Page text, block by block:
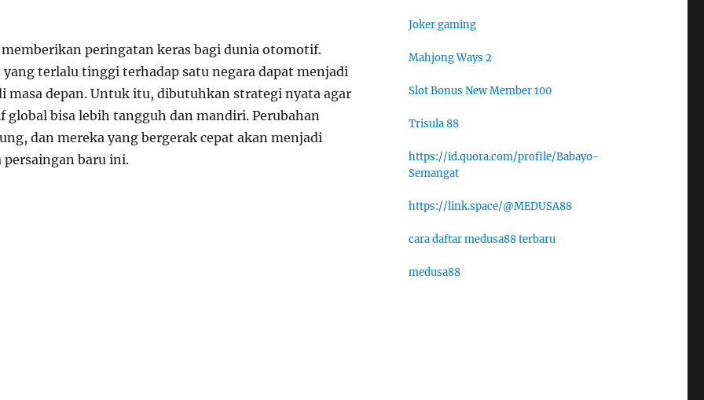
peringatan keras bagi dunia otomotif.
terlalu tinggi terhadap satu negara dapat menjadi
masa depan. Untuk itu, dibutuhkan strategi nyata agar
bisa lebih tangguh dan mandiri. Perubahan
dan mereka yang bergerak cepat akan menjadi
persaingan baru ini.
Joker gaming
Mahjong Ways 2
Slot Bonus New Member 100
Trisula 88
https://id.quora.com/profile/Babayo-
Semangat
https://link.space/@MEDUSA88
cara daftar medusa88 terbaru
medusa88